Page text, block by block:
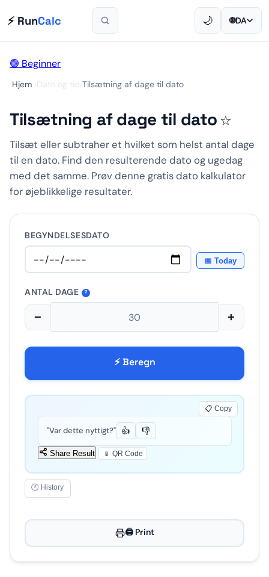
⚡ RunCalc 🌙 🌐DA
🟢 Beginner
Hjem ›Dato og tid›Tilsætning af dage til dato
Tilsætning af dage til dato ☆
Tilsæt eller subtraher et hvilket som helst antal dage
til en dato. Find den resulterende dato og ugedag
med det samme. Prøv denne gratis dato kalkulator
for øjeblikkelige resultater.
BEGYNDELSESDATO
📅 Today
ANTAL DAGE ?
− +
⚡ Beregn
"Var dette nyttigt?" 👍 👎
📋 Copy
Share Result 📱 QR Code
🕐 History
🖨️ Print